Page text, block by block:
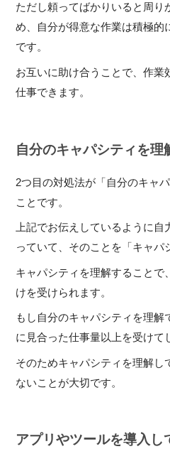
ただし頼ってばかりいると周り
め、自分が得意な作業は積極的
です。
お互いに助け合うことで、作業
仕事できます。
自分のキャパシティを理
2つ目の対処法が「自分のキャ
ことです。
上記でお伝えしているように自
っていて、そのことを「キャパ
キャパシティを理解することで
けを受けられます。
もし自分のキャパシティを理解
に見合った仕事量以上を受けて
そのためキャパシティを理解し
ないことが大切です。
アプリやツールを導入し